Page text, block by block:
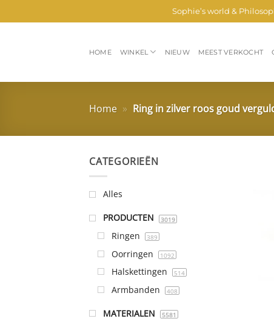
naar
Sophie’s world &
HOME WINKEL NIEUW MEEST VERKOCHT
Home » Ring in zilver roos goud
CATEGORIEËN
Alles
PRODUCTEN 3019
Ringen 389
Oorringen 1092
Halskettingen 514
Armbanden 408
MATERIALEN 5581